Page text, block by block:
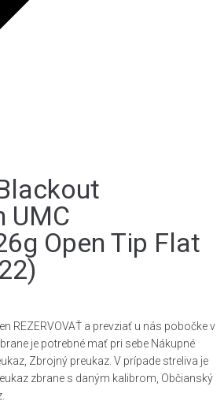
UMC
Open Tip Flat
REZERVOVAŤ a prevziať u nás pobočke v
je potrebné mať pri sebe Nákupné
Zbrojný preukaz. V prípade streliva je
zbrane s daným kalibrom, Občianský